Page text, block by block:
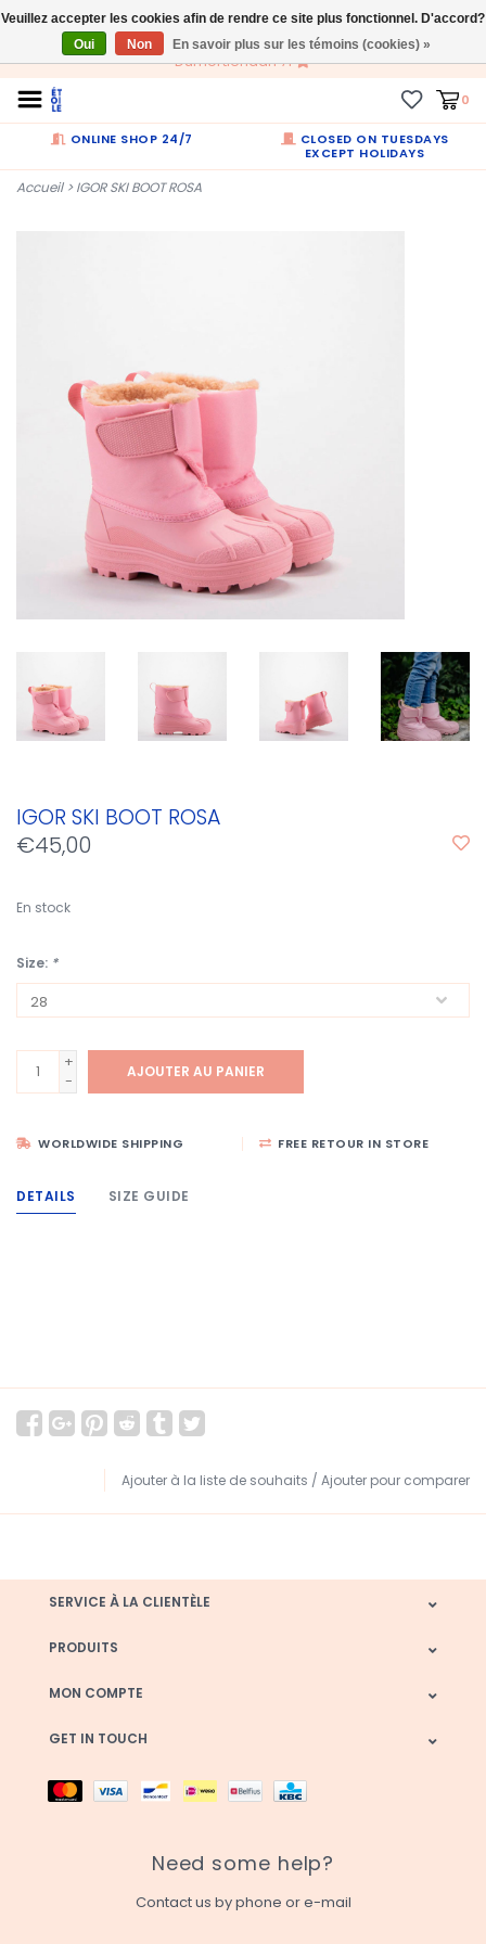
FR
Dumortierlaan 71
0
ONLINE SHOP 24/7
CLOSED ON TUESDAYS
EXCEPT HOLIDAYS
Accueil>IGOR SKI BOOT ROSA
IGOR SKI BOOT ROSA
€45,00
En stock
Size: *
+
-
AJOUTER AU PANIER
WORLDWIDE SHIPPING FREE RETOUR IN STORE
DETAILS SIZE GUIDE
Ajouter à la liste de souhaits / Ajouter pour comparer
SERVICE À LA CLIENTÈLE
PRODUITS
MON COMPTE
GET IN TOUCH
Need some help?
Contact us by phone or e-mail
Veuillez accepter les cookies afin de rendre ce site plus fonctionnel. D'accord?
Oui
Non En savoir plus sur les témoins (cookies) »